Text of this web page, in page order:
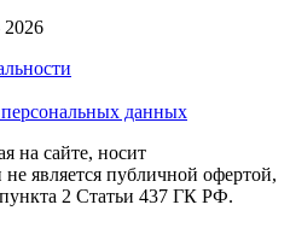
данных
на сайте, носит
является публичной офертой,
2 Cтатьи 437 ГК РФ.